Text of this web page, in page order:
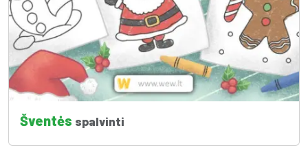
Šventės spalvinti